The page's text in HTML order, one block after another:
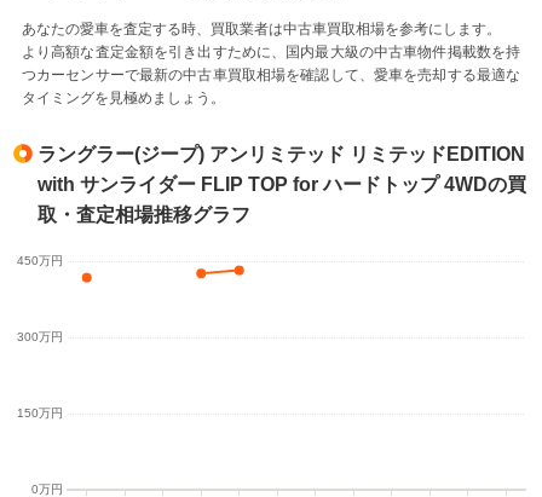
あなたの愛車を査定する時、買取業者は中古車買取相場を参考にします。
より高額な査定金額を引き出すために、国内最大級の中古車物件掲載数を持
つカーセンサーで最新の中古車買取相場を確認して、愛車を売却する最適な
タイミングを見極めましょう。
ラングラー(ジープ) アンリミテッド リミテッドEDITION
with サンライダー FLIP TOP for ハードトップ 4WDの買
取・査定相場推移グラフ